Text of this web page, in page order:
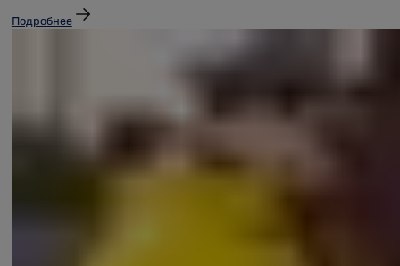
Подробнее